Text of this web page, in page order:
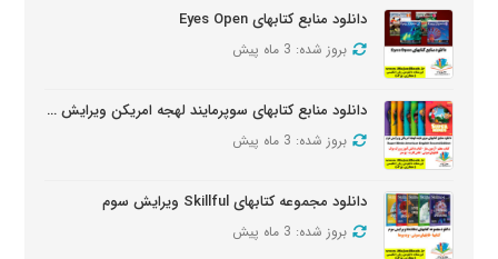
دانلود منابع کتابهای Eyes Open
بروز شده: 3 ماه پیش
دانلود منابع کتابهای سوپرمایند لهجه امریکن ویرایش دومSuper Minds American Second Edition
بروز شده: 3 ماه پیش
دانلود مجموعه کتابهای Skillful ویرایش سوم
بروز شده: 3 ماه پیش